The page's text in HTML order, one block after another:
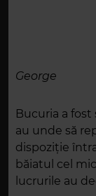
George
Bucuria a
au unde să
dispoziție
băiatul cel
lucrurile au